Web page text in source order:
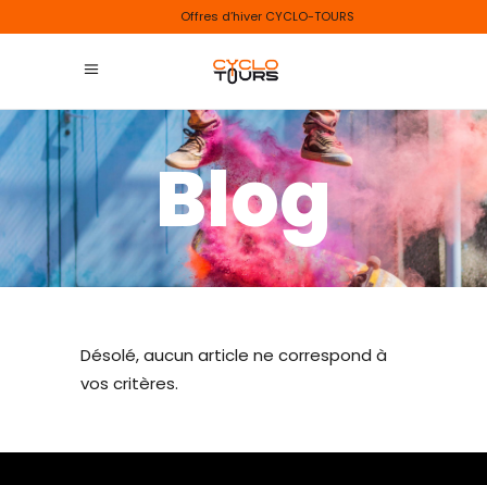
Offres d’hiver CYCLO-TOURS
Blog
Désolé, aucun article ne correspond à
vos critères.